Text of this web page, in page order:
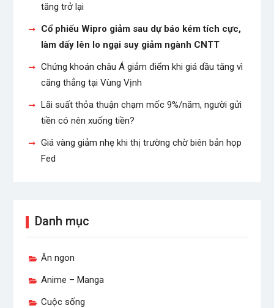
tăng trở lại
Cổ phiếu Wipro giảm sau dự báo kém tích cực,
làm dấy lên lo ngại suy giảm ngành CNTT
Chứng khoán châu Á giảm điểm khi giá dầu tăng vì
căng thẳng tại Vùng Vịnh
Lãi suất thỏa thuận chạm mốc 9%/năm, người gửi
tiền có nên xuống tiền?
Giá vàng giảm nhẹ khi thị trường chờ biên bản họp
Fed
Danh mục
Ăn ngon
Anime – Manga
Cuộc sống